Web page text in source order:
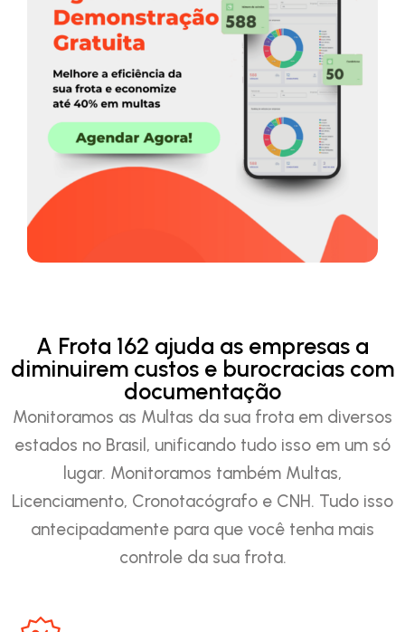
A Frota 162 ajuda as empresas a
diminuirem custos e burocracias com
documentação
Monitoramos as Multas da sua frota em diversos
estados no Brasil, unificando tudo isso em um só
lugar. Monitoramos também Multas,
Licenciamento, Cronotacógrafo e CNH. Tudo isso
antecipadamente para que você tenha mais
controle da sua frota.